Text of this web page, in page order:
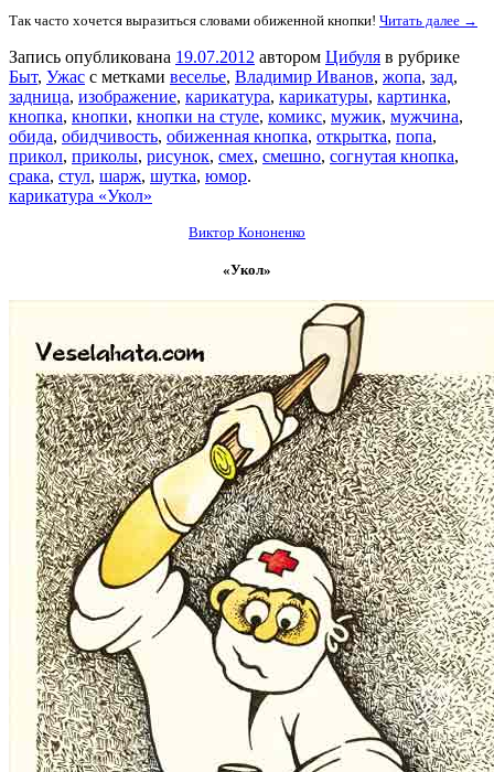
Так часто хочется выразиться словами обиженной кнопки! Читать далее →
Запись опубликована 19.07.2012 автором Цибуля в рубрике
Быт, Ужас с метками веселье, Владимир Иванов, жопа, зад,
задница, изображение, карикатура, карикатуры, картинка,
кнопка, кнопки, кнопки на стуле, комикс, мужик, мужчина,
обида, обидчивость, обиженная кнопка, открытка, попа,
прикол, приколы, рисунок, смех, смешно, согнутая кнопка,
срака, стул, шарж, шутка, юмор.
карикатура «Укол»
Виктор Кононенко
«Укол»